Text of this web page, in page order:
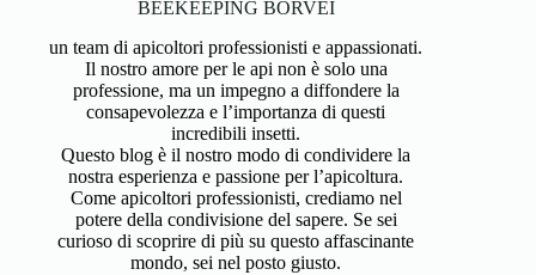
BEEKEEPING BORVEI
un team di apicoltori professionisti e appassionati.
Il nostro amore per le api non è solo una
professione, ma un impegno a diffondere la
consapevolezza e l’importanza di questi
incredibili insetti.
Questo blog è il nostro modo di condividere la
nostra esperienza e passione per l’apicoltura.
Come apicoltori professionisti, crediamo nel
potere della condivisione del sapere. Se sei
curioso di scoprire di più su questo affascinante
mondo, sei nel posto giusto.